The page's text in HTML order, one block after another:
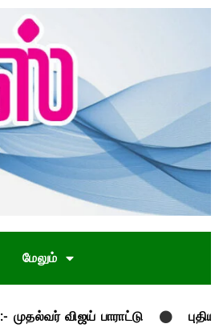
மேலும்
பாராட்டு புதிய